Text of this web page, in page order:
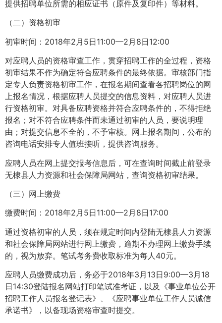
提供招聘单位所需的相应证书（原件及复印件）等材料。
（二）资格初审
初审时间：2018年2月5日11:00—2月8日12:00
对应聘人员的资格审查工作，贯穿招聘工作的全过程，资格
初审结果不作为确定符合应聘条件的最终依据。审核部门指
定专人负责资格初审工作，在报名期间查看各招聘岗位的网
上报名情况，根据应聘人员提交的信息资料，对应聘人员进
行资格初审。对具备应聘资格并符合应聘条件的，不得拒绝
报名；对不符合应聘条件而未通过初审的人员，要说明理
由；对提交信息不全的，不予审核。网上报名期间，公布的
咨询电话安排专人值班接听，提供咨询服务。
应聘人员在网上提交报考信息后，可在查询时间截止前登录
无棣县人力资源和社会保障局网站，查询资格初审结果。
（三）网上缴费
缴费时间：2018年2月5日11:00—2月8日17:00
通过资格初审的人员，须在规定时间内登陆无棣县人力资源
和社会保障局网站进行网上缴费，逾期不办理网上缴费手续
的，视为放弃。笔试考务费收取标准为每人40元。
应聘人员缴费成功后，务必于2018年3月13日9:00—3月18
日14:30登陆报名网站打印笔试准考证，以及《事业单位公开
招聘工作人员报名登记表》、《应聘事业单位工作人员诚信
承诺书》，以备现场资格审查时提交。